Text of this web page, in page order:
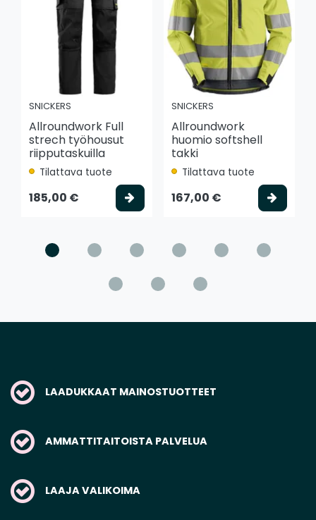
SNICKERS
Allroundwork Full
strech työhousut
riipputaskuilla
Tilattava tuote
185,00 € Valitse vaihtoehto
SNICKERS
Allroundwork
huomio softshell
takki
Tilattava tuote
167,00 €
LAADUKKAAT MAINOSTUOTTEET
AMMATTITAITOISTA PALVELUA
LAAJA VALIKOIMA